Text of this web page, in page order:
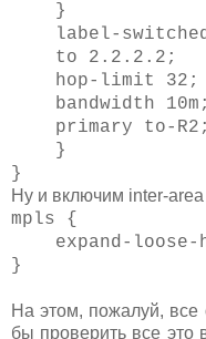
}
label-
to 2.2.2.2;
hop-limit 32;
bandwidth 10m;
primary to-R2;
}
}
Ну и включим inter-
mpls {
expand-loose-
}
На этом, пожалуй, все
бы проверить все это